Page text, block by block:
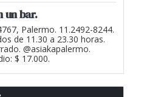
un bar.
Palermo. 11.2492-8244.
de 11.30 a 23.30 horas.
@asiakapalermo.
$ 17.000.